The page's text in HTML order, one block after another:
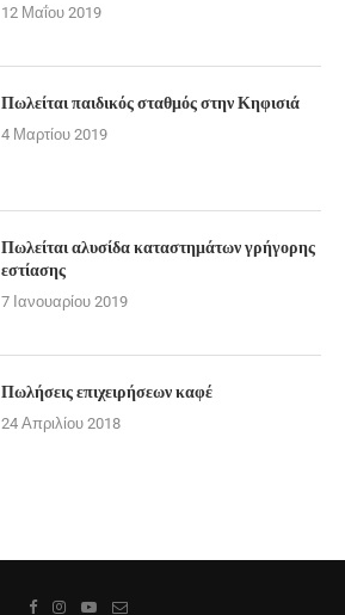
12 Μαΐου 2019
Πωλείται παιδικός σταθμός στην Κηφισιά
4 Μαρτίου 2019
Πωλείται αλυσίδα καταστημάτων γρήγορης
εστίασης
7 Ιανουαρίου 2019
Πωλήσεις επιχειρήσεων καφέ
24 Απριλίου 2018